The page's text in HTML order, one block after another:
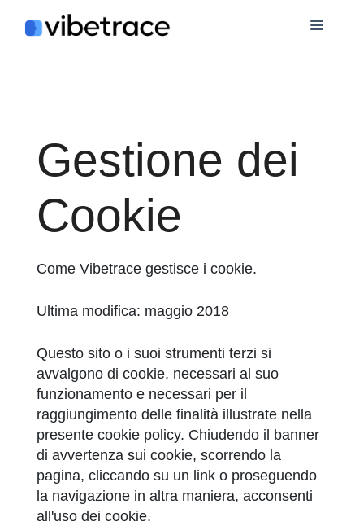
Menù
Gestione dei
Cookie
Come Vibetrace gestisce i cookie.
Ultima modifica: maggio 2018
Questo sito o i suoi strumenti terzi si
avvalgono di cookie, necessari al suo
funzionamento e necessari per il
raggiungimento delle finalità illustrate nella
presente cookie policy. Chiudendo il banner
di avvertenza sui cookie, scorrendo la
pagina, cliccando su un link o proseguendo
la navigazione in altra maniera, acconsenti
all'uso dei cookie.